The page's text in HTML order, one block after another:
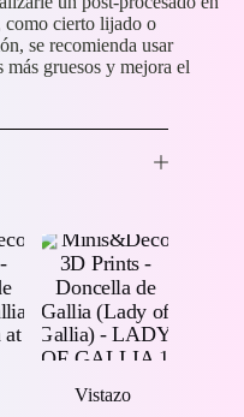
como cierto lijado o
se recomienda usar
gruesos y mejora el
Vistazo